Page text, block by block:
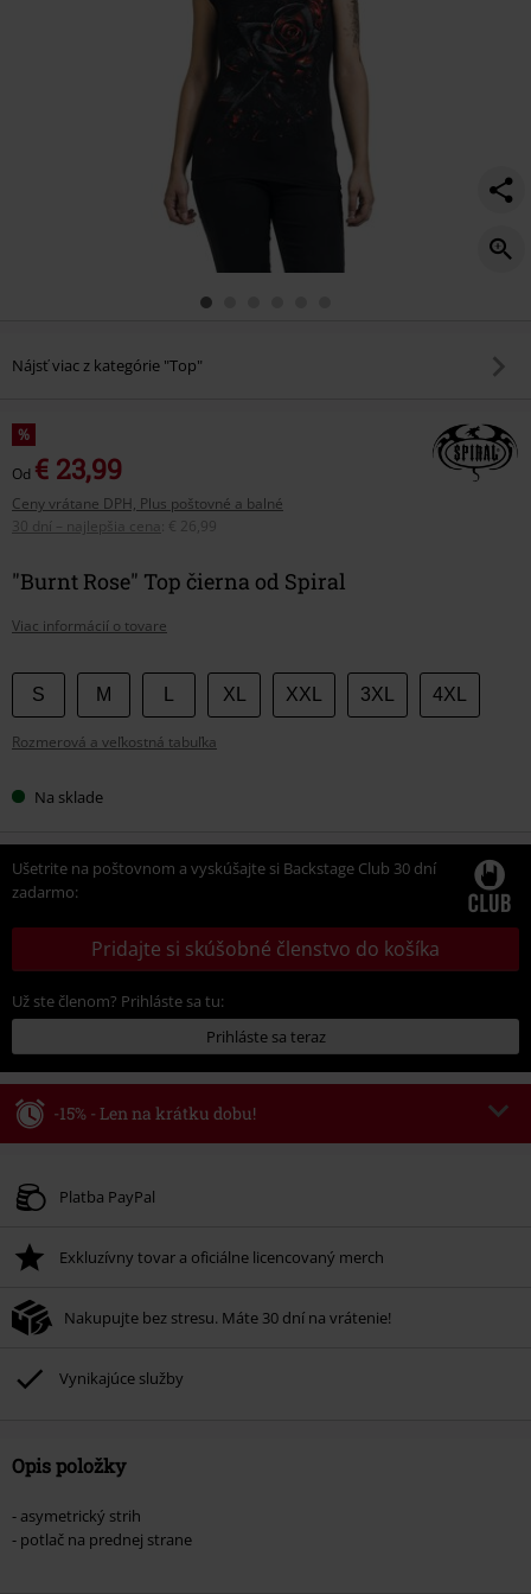
Nájsť viac z kategórie "Top"
%
Od € 23,99
Ceny vrátane DPH, Plus poštovné a balné
30 dní – najlepšia cena
€ 26,99
"Burnt Rose" Top čierna od Spiral
Viac informácií o tovare
Vyberte
si
veľkosť
S M XL XXL 3XL 4XL
Rozmerová a veľkostná tabuľka
Na sklade
Ušetrite na poštovnom a vyskúšajte si Backstage Club 30 dní
zadarmo:
Pridajte si skúšobné členstvo do košíka
Už ste členom? Prihláste sa tu:
Prihláste sa teraz
-15% - Len na krátku dobu!
Platné do 8/9/26
Po zadaní kódu v košíku, sa zľava uplatní automaticky.
Nemožno kombinovať s inými akciovými kódmi. Zľava sa nevzťahuje na:
knihy, médiá, vstupenky, Rammstein, (Till) Lindemann, Böhse Onkelz,
ktorých kúpou podporíte nadáciu.
Platba PayPal
Exkluzívny tovar a oficiálne licencovaný merch
Nakupujte bez stresu. Máte 30 dní na vrátenie!
Vynikajúce služby
Opis položky
- asymetrický strih
- potlač na prednej strane